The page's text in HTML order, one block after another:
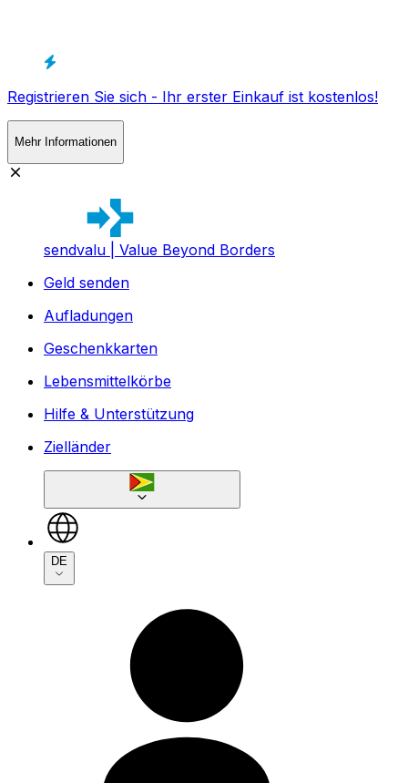
Registrieren Sie sich - Ihr erster Einkauf ist kostenlos!
Mehr Informationen
sendvalu | Value Beyond Borders
Geld senden
Aufladungen
Geschenkkarten
Lebensmittelkörbe
Hilfe & Unterstützung
Zielländer
DE